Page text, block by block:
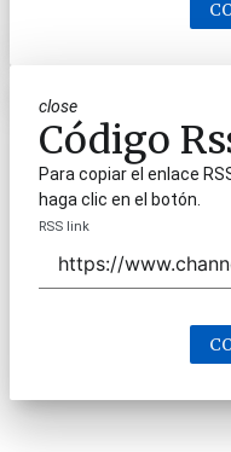
close
Código
Para copiar el enlace
haga clic en el botón.
RSS link